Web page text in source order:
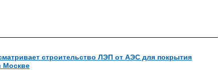
строительство ЛЭП от АЭС для покрытия
Москве